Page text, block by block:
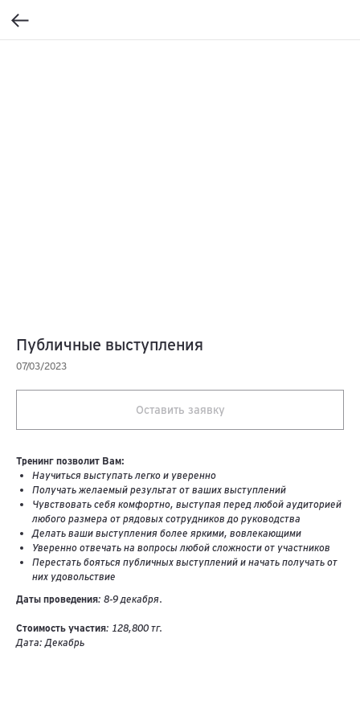
Публичные выступления
07/03/2023
Оставить заявку
Тренинг позволит Вам:
Научиться выступать легко и уверенно
Получать желаемый результат от ваших выступлений
Чувствовать себя комфортно, выступая перед любой аудиторией
любого размера от рядовых сотрудников до руководства
Делать ваши выступления более яркими, вовлекающими
Уверенно отвечать на вопросы любой сложности от участников
Перестать бояться публичных выступлений и начать получать от
них удовольствие
Даты проведения: 8-9 декабря.
Стоимость участия: 128,800 тг.
Дата: Декабрь